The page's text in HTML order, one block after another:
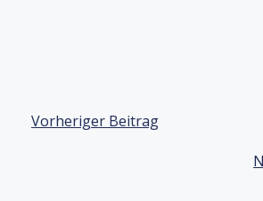
Vorheriger Beitrag